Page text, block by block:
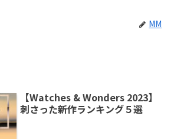
MM
【Watches & Wonders 2023】
刺さった新作ランキング５選